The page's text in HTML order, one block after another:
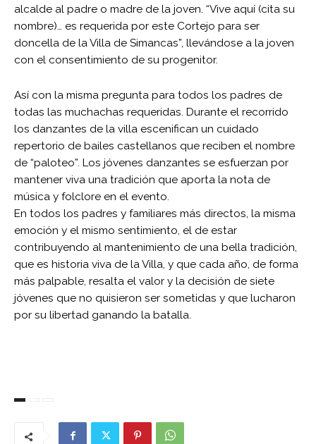
alcalde al padre o madre de la joven. “Vive aquí (cita su
nombre)… es requerida por este Cortejo para ser
doncella de la Villa de Simancas”, llevándose a la joven
con el consentimiento de su progenitor.
Así con la misma pregunta para todos los padres de
todas las muchachas requeridas. Durante el recorrido
los danzantes de la villa escenifican un cuidado
repertorio de bailes castellanos que reciben el nombre
de “paloteo”. Los jóvenes danzantes se esfuerzan por
mantener viva una tradición que aporta la nota de
música y folclore en el evento.
En todos los padres y familiares más directos, la misma
emoción y el mismo sentimiento, el de estar
contribuyendo al mantenimiento de una bella tradición,
que es historia viva de la Villa, y que cada año, de forma
más palpable, resalta el valor y la decisión de siete
jóvenes que no quisieron ser sometidas y que lucharon
por su libertad ganando la batalla.